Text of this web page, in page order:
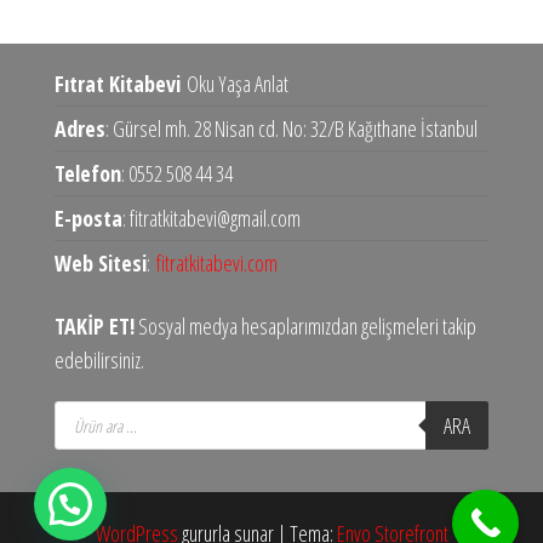
Fıtrat Kitabevi Oku Yaşa Anlat
Adres: Gürsel mh. 28 Nisan cd. No: 32/B Kağıthane İstanbul
Telefon: 0552 508 44 34
E-posta: fitratkitabevi@gmail.com
Web Sitesi: fitratkitabevi.com
TAKİP ET!Sosyal medya hesaplarımızdan gelişmeleri takip
edebilirsiniz.
Products
search ARA
WordPressgururla sunar | Tema: Envo Storefront